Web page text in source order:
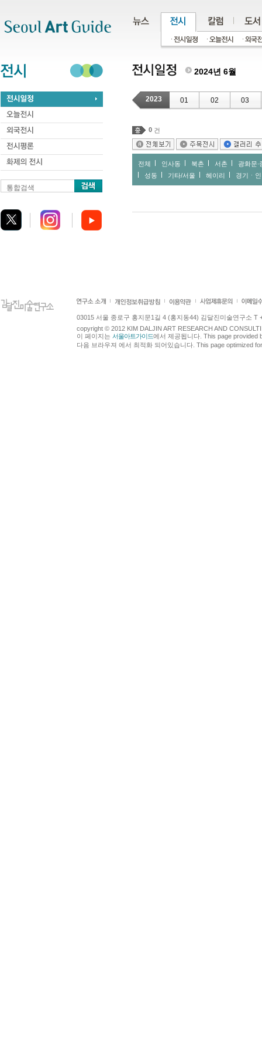
통합검색
2024년 6월
2023 01 02 03
0 건
전체 인사동 북촌 서촌
광화문∙
성동
기타/서울 헤이리 경기ㆍ
03015 서울 종로구 홍지문1길 4 (홍지동44) 김달진미술연구소 T
copyright © 2012 KIM DALJIN ART RESEARCH AND
이 페이지는 서울아트가이드에서 제공됩니다. This page provided
다음 브라우져 에서 최적화 되어있습니다. This page optimized